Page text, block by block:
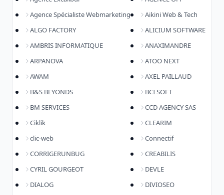
Agence Spécialiste Webmarketing
Aikini Web & Tech
ALGO FACTORY
ALICIUM SOFTWARE
AMBRIS INFORMATIQUE
ANAXIMANDRE
ARPANOVA
ATOO NEXT
AWAM
AXEL PAILLAUD
B&S BEYONDS
BCI SOFT
BM SERVICES
CCD AGENCY SAS
Ciklik
CLEARIM
clic-web
Connectif
CORRIGERUNBUG
CREABILIS
CYRIL GOURGEOT
DEVLE
DIALOG
DIVIOSEO